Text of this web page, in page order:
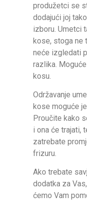
produžetci se
dodajući joj
izboru. Umetci
kose, stoga ne
neće izgledati
razlika.
kosu.
Održavanje
kose moguće
Proučite kako
i ona će trajati,
zatrebate
frizuru.
Ako trebate
dodatka za
ćemo Vam